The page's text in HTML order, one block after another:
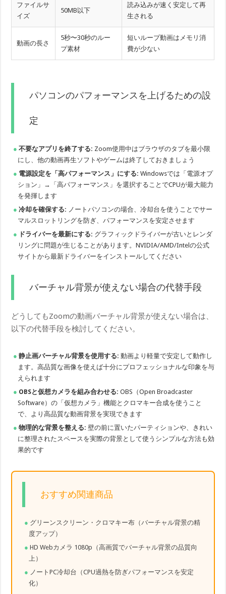
ファイルサ
イズ
50MB以下
読み込みが速く安定して再
生される
動画の長さ
5秒〜30秒のルー
プ素材
短いループ動画はメモリ消
費が少ない
パソコンのパフォーマンスを上げるための設
定
不要なアプリを終了する: Zoom使用中はブラウザのタブを最小限
にし、他の動画再生ソフトやゲームは終了しておきましょう
電源設定を「高パフォーマンス」にする: Windowsでは「電源オプ
ション」→「高パフォーマンス」を選択することでCPUが最大能力
を発揮します
冷却を確保する: ノートパソコンの場合、冷却台を使うことでサー
マルスロットリングを防ぎ、パフォーマンスを安定させます
ドライバーを最新にする: グラフィックドライバーが古いとレンダ
リングに問題が生じることがあります。NVIDIA/AMD/Intelの公式
サイトから最新ドライバーをインストールしてください
バーチャル背景が使えない場合の代替手段
どうしてもZoomの動画バーチャル背景が使えない場合は、
以下の代替手段を検討してください。
静止画バーチャル背景を使用する: 動画より軽量で安定して動作し
ます。高品質な画像を使えば十分にプロフェッショナルな印象を与
えられます
OBSと仮想カメラを組み合わせる: OBS（Open Broadcaster
Software）の「仮想カメラ」機能とクロマキー合成を使うこと
で、より高品質な動画背景を実現できます
物理的な背景を整える: 壁の前に置いたパーティションや、きれい
に整理されたスペースを実際の背景として使うシンプルな方法も効
果的です
おすすめ関連商品
グリーンスクリーン・クロマキー布（バーチャル背景の精
度アップ）
HD Webカメラ 1080p（高画質でバーチャル背景の品質向
上）
ノートPC冷却台（CPU過熱を防ぎパフォーマンスを安定
化）